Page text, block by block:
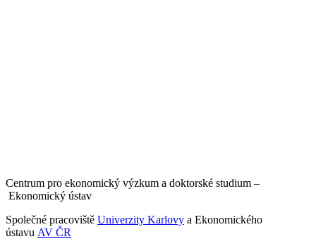
Centrum pro ekonomický výzkum a doktorské studium –
Ekonomický ústav
Společné pracoviště Univerzity Karlovy a Ekonomického
ústavu AV ČR